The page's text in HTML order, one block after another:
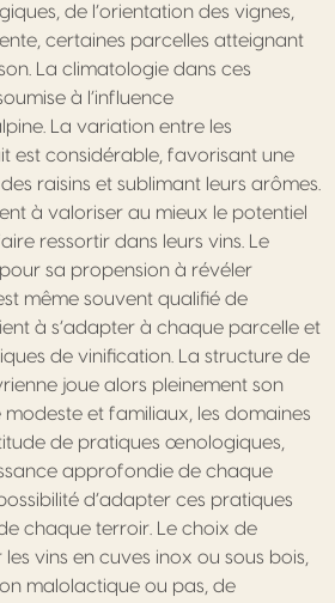
de l’orientation des vignes,
certaines parcelles atteignant
La climatologie dans ces
à l’influence
La variation entre les
est considérable, favorisant une
raisins et sublimant leurs arômes.
à valoriser au mieux le potentiel
ressortir dans leurs vins. Le
sa propension à révéler
même souvent qualifié de
à s’adapter à chaque parcelle et
de vinification. La structure de
joue alors pleinement son
modeste et familiaux, les domaines
de pratiques œnologiques,
approfondie de chaque
d’adapter ces pratiques
chaque terroir. Le choix de
vins en cuves inox ou sous bois,
malolactique ou pas, de